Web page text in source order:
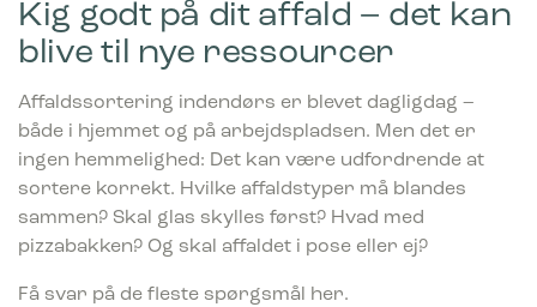
Kig godt på dit affald – det kan
blive til nye ressourcer
Affaldssortering indendørs er blevet dagligdag –
både i hjemmet og på arbejdspladsen. Men det er
ingen hemmelighed: Det kan være udfordrende at
sortere korrekt. Hvilke affaldstyper må blandes
sammen? Skal glas skylles først? Hvad med
pizzabakken? Og skal affaldet i pose eller ej?
Få svar på de fleste spørgsmål her.